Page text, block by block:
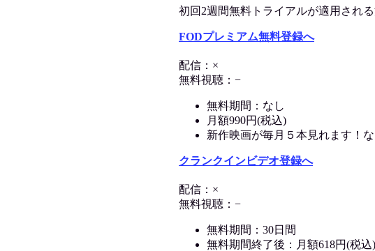
初回2週間無料トライアルが適用され
FODプレミアム無料登録へ
配信：×
無料視聴：−
無料期間：なし
月額990円(税込)
新作映画が毎月５本見れます！
クランクインビデオ登録へ
配信：×
無料視聴：−
無料期間：30日間
無料期間終了後：月額618円(税込)